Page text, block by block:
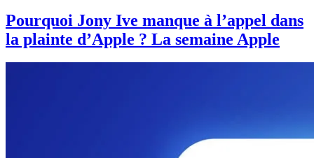
Pourquoi Jony Ive manque à l’appel dans
la plainte d’Apple ? La semaine Apple